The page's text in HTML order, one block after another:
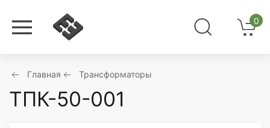
0
Главная Трансформаторы
ТПК-50-001